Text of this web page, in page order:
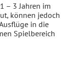
– 3 Jahren im
können jedoch
in die
Spielbereich